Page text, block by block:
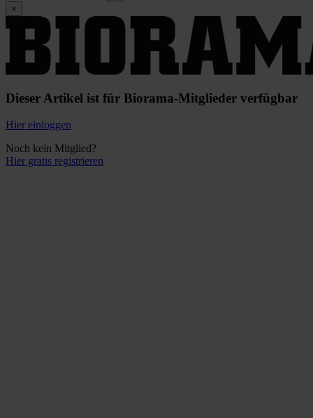
×
Dieser Artikel ist für Biorama-Mitglieder verfügbar
Hier einloggen
Noch kein Mitglied?
Hier gratis registrieren